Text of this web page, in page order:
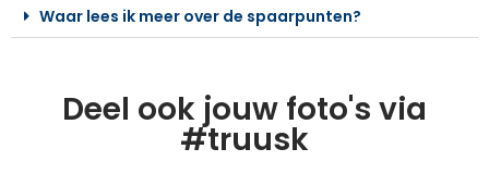
Waar lees ik meer over de spaarpunten?
Deel ook jouw foto's via
#truusk